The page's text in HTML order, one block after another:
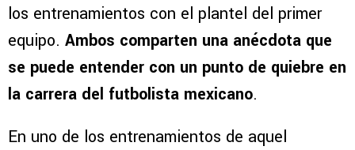
los entrenamientos con el plantel del primer
equipo. Ambos comparten una anécdota que
se puede entender con un punto de quiebre en
la carrera del futbolista mexicano.
En uno de los entrenamientos de aquel